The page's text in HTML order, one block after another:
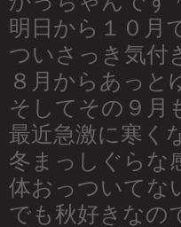
明日から１０月
ついさっき気付
８月からあっと
そしてその９月
最近急激に寒く
冬まっしぐらな
体おっついてな
でも秋好きなの